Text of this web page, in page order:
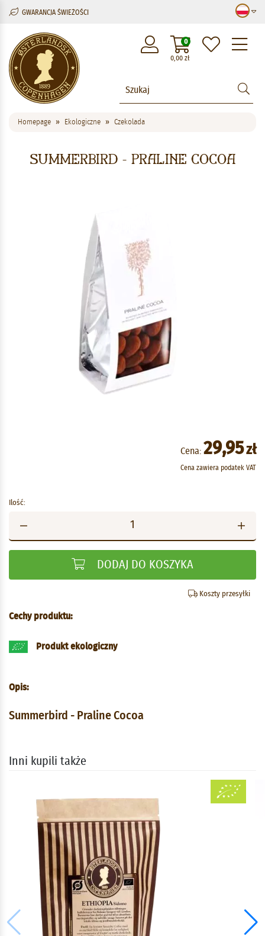
GWARANCJA ŚWIEŻOŚCI
0,00 zł
0
Homepage Ekologiczne Czekolada
Summerbird - Praline Cocoa
Cena: 29,95zł
Cena zawiera podatek VAT
Ilość:
DODAJ DO KOSZYKA
Koszty przesyłki
Cechy produktu:
Produkt ekologiczny
Opis:
Summerbird - Praline Cocoa
Inni kupili także